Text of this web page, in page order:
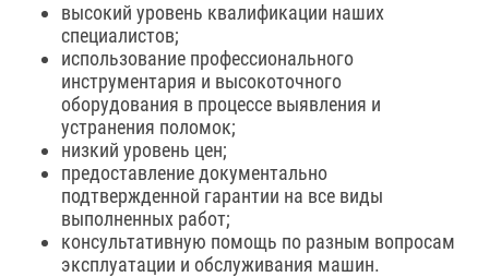
высокий уровень квалификации наших
специалистов;
использование профессионального
инструментария и высокоточного
оборудования в процессе выявления и
устранения поломок;
низкий уровень цен;
предоставление документально
подтвержденной гарантии на все виды
выполненных работ;
консультативную помощь по разным вопросам
эксплуатации и обслуживания машин.